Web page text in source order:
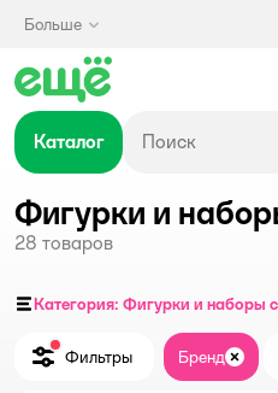
Больше
Каталог
Фигурки и
28 товаров
Категория: Фигурки и наборы
Фильтры Бренд